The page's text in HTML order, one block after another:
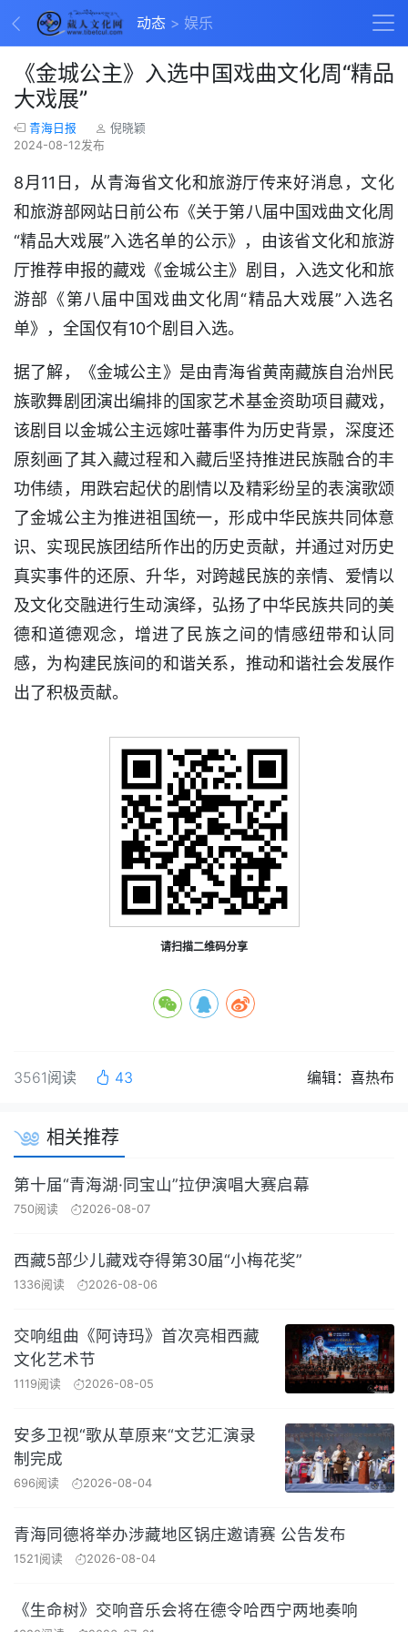
动态 娱乐
《金城公主》入选中国戏曲文化周“精品
大戏展”
青海日报
倪晓颖
2024-08-12发布
8月11日，从青海省文化和旅游厅传来好消息，文化
和旅游部网站日前公布《关于第八届中国戏曲文化周
“精品大戏展”入选名单的公示》，由该省文化和旅游
厅推荐申报的藏戏《金城公主》剧目，入选文化和旅
游部《第八届中国戏曲文化周“精品大戏展”入选名
单》，全国仅有10个剧目入选。
据了解，《金城公主》是由青海省黄南藏族自治州民
族歌舞剧团演出编排的国家艺术基金资助项目藏戏，
该剧目以金城公主远嫁吐蕃事件为历史背景，深度还
原刻画了其入藏过程和入藏后坚持推进民族融合的丰
功伟绩，用跌宕起伏的剧情以及精彩纷呈的表演歌颂
了金城公主为推进祖国统一，形成中华民族共同体意
识、实现民族团结所作出的历史贡献，并通过对历史
真实事件的还原、升华，对跨越民族的亲情、爱情以
及文化交融进行生动演绎，弘扬了中华民族共同的美
德和道德观念，增进了民族之间的情感纽带和认同
感，为构建民族间的和谐关系，推动和谐社会发展作
出了积极贡献。
请扫描二维码分享
3561阅读 43 编辑：喜热布
相关推荐
第十届“青海湖·同宝山”拉伊演唱大赛启幕
750阅读 2026-08-07
西藏5部少儿藏戏夺得第30届“小梅花奖”
1336阅读 2026-08-06
交响组曲《阿诗玛》首次亮相西藏
文化艺术节
1119阅读 2026-08-05
安多卫视“歌从草原来“文艺汇演录
制完成
696阅读 2026-08-04
青海同德将举办涉藏地区锅庄邀请赛 公告发布
1521阅读 2026-08-04
《生命树》交响音乐会将在德令哈西宁两地奏响